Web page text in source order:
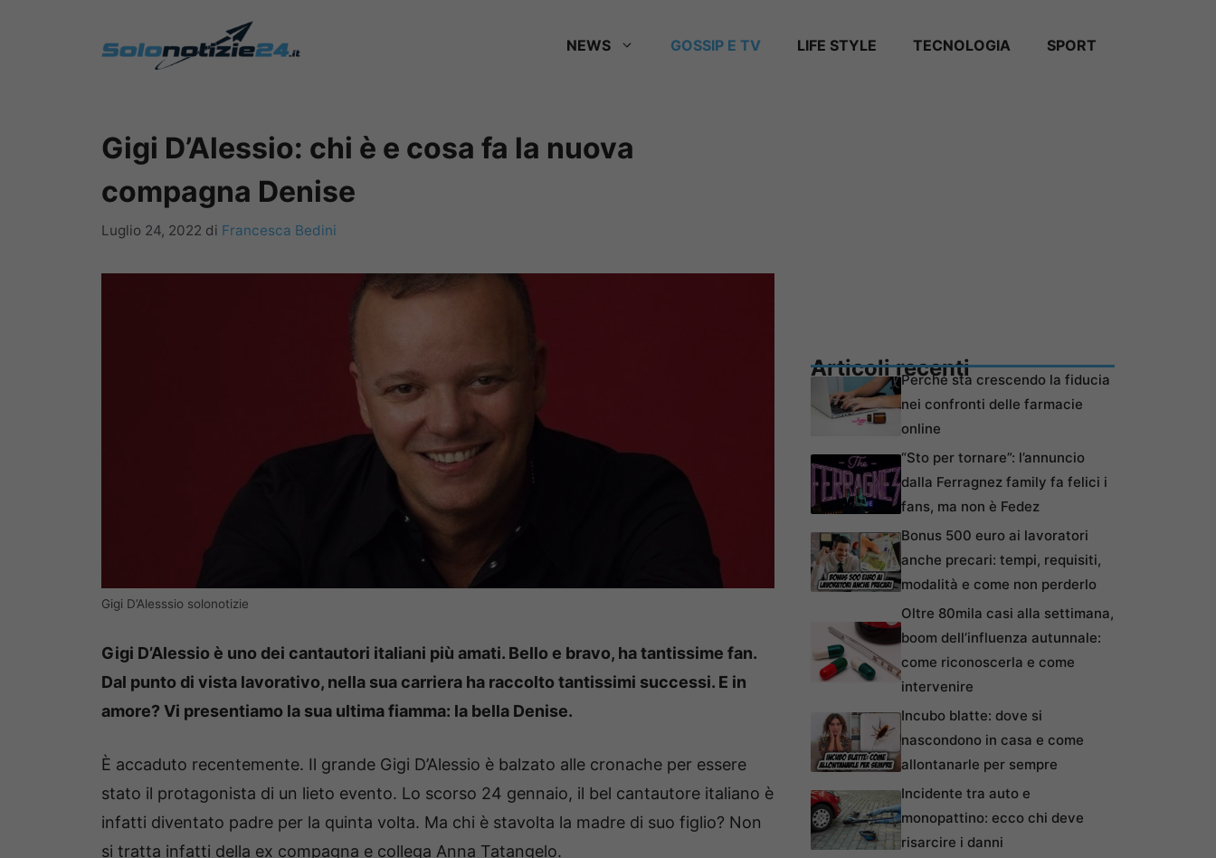
NEWS GOSSIP E TV LIFE STYLE TECNOLOGIA SPORT
Gigi D’Alessio: chi è e cosa fa la nuova
compagna Denise
Luglio 24, 2022 di Francesca Bedini
Gigi D’Alesssio solonotizie
Gigi D’Alessio è uno dei cantautori italiani più amati. Bello e bravo, ha tantissime fan.
Dal punto di vista lavorativo, nella sua carriera ha raccolto tantissimi successi. E in
amore? Vi presentiamo la sua ultima fiamma: la bella Denise.
È accaduto recentemente. Il grande Gigi D’Alessio è balzato alle cronache per essere
stato il protagonista di un lieto evento. Lo scorso 24 gennaio, il bel cantautore italiano è
infatti diventato padre per la quinta volta. Ma chi è stavolta la madre di suo figlio? Non
si tratta infatti della ex compagna e collega Anna Tatangelo.
Articoli recentiPerché sta crescendo la fiducia
nei confronti delle farmacie
online
“Sto per tornare”: l’annuncio
dalla Ferragnez family fa felici i
fans, ma non è Fedez
Bonus 500 euro ai lavoratori
anche precari: tempi, requisiti,
modalità e come non perderlo
Oltre 80mila casi alla settimana,
boom dell’influenza autunnale:
come riconoscerla e come
intervenire
Incubo blatte: dove si
nascondono in casa e come
allontanarle per sempre
Incidente tra auto e
monopattino: ecco chi deve
risarcire i danni